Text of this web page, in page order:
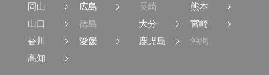
岡山
広島
山口
徳島
香川
愛媛
高知
長崎
熊本
大分
宮崎
鹿児島
沖縄